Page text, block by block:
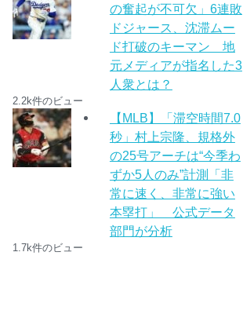
の奮起が不可欠」6連敗
ドジャース、沈滞ムー
ド打破のキーマン 地
元メディアが指名した3
人衆とは？
2.2k件のビュー
【MLB】「滞空時間7.0
秒」村上宗隆、規格外
の25号アーチは“今季わ
ずか5人のみ”計測「非
常に速く、非常に強い
本塁打」 公式データ
部門が分析
1.7k件のビュー